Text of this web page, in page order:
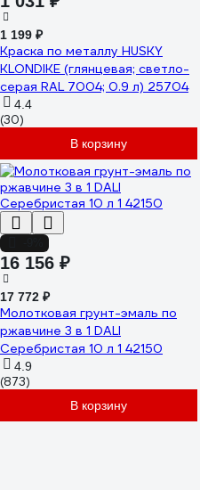
1 199 ₽
Краска по металлу HUSKY
KLONDIKE (глянцевая; светло-
серая RAL 7004; 0.9 л) 25704
4.4
(30)
В корзину
16 156 ₽
17 772 ₽
Молотковая грунт-эмаль по
ржавчине 3 в 1 DALI
Серебристая 10 л 1 42150
4.9
(873)
В корзину